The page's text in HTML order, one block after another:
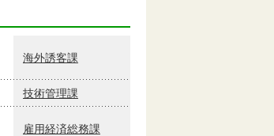
海外誘客課
技術管理課
雇用経済総務課